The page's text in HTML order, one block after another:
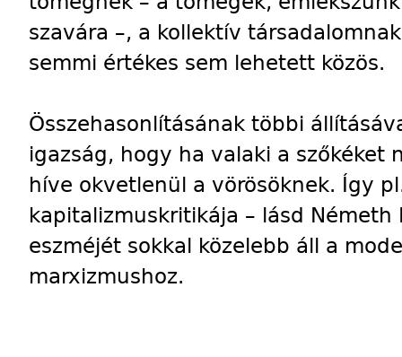
szavára –, a kollektív
semmi értékes sem lehetett közös.
Összehasonlításának többi
igazság, hogy ha valaki a szőkéket
híve okvetlenül a vörösöknek. Így
kapitalizmuskritikája – lásd Németh
eszméjét sokkal közelebb áll a
marxizmushoz.